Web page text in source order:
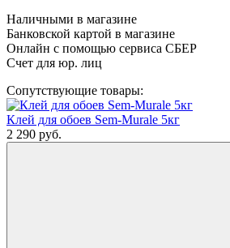
Наличными в магазине
Банковской картой в магазине
Онлайн с помощью сервиса СБЕР
Счет для юр. лиц
Сопутствующие товары:
Клей для обоев Sem-Murale 5кг
2 290 руб.